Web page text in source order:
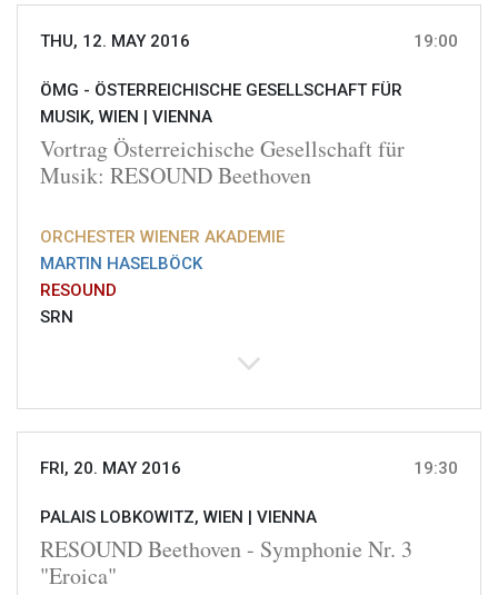
THU, 12. MAY 2016 19:00
ÖMG - ÖSTERREICHISCHE GESELLSCHAFT FÜR
MUSIK, WIEN | VIENNA
Vortrag Österreichische Gesellschaft für
Musik: RESOUND Beethoven
ORCHESTER WIENER AKADEMIE
MARTIN HASELBÖCK
RESOUND
SRN
FRI, 20. MAY 2016 19:30
PALAIS LOBKOWITZ, WIEN | VIENNA
RESOUND Beethoven - Symphonie Nr. 3
"Eroica"